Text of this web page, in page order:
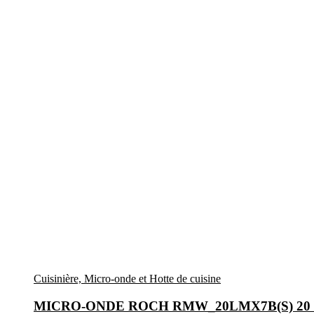
Cuisinière, Micro-onde et Hotte de cuisine
MICRO-ONDE ROCH RMW_20LMX7B(S)